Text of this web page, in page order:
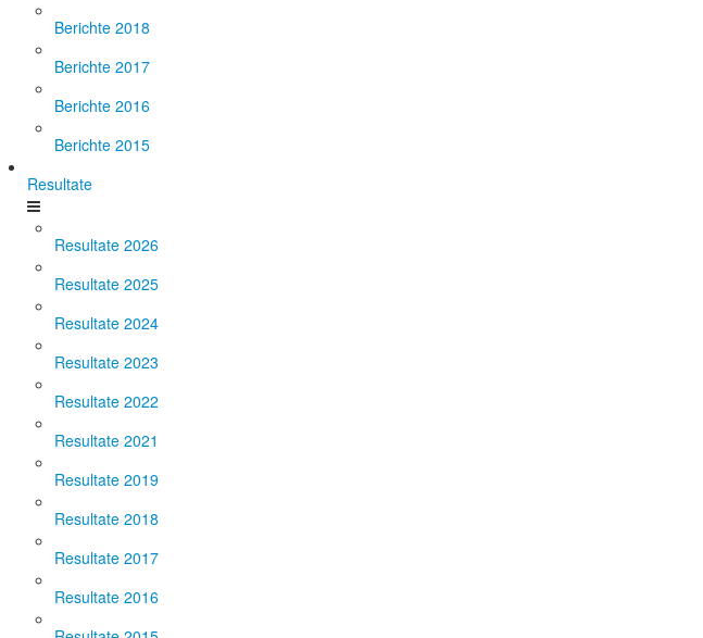
Berichte 2018
Berichte 2017
Berichte 2016
Berichte 2015
Resultate
Resultate 2026
Resultate 2025
Resultate 2024
Resultate 2023
Resultate 2022
Resultate 2021
Resultate 2019
Resultate 2018
Resultate 2017
Resultate 2016